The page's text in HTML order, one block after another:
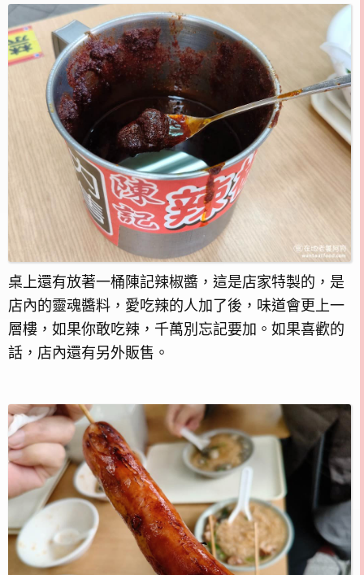
桌上還有放著一桶陳記辣椒醬，這是店家特製的，是
店內的靈魂醬料，愛吃辣的人加了後，味道會更上一
層樓，如果你敢吃辣，千萬別忘記要加。如果喜歡的
話，店內還有另外販售。